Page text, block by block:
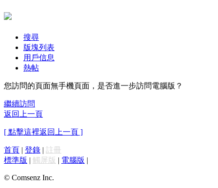
搜尋
版塊列表
用戶信息
熱帖
您訪問的頁面無手機頁面，是否進一步訪問電腦版？
繼續訪問
返回上一頁
[ 點擊這裡返回上一頁 ]
首頁 | 登錄 | 註冊
標準版 | 觸屏版 | 電腦版 |
© Comsenz Inc.